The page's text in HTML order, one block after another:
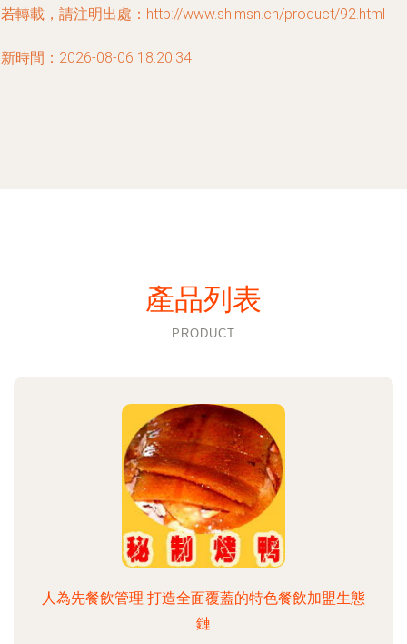
轉載，請注明出處：http://www.shimsn.cn/product/92.html
時間：2026-08-06 18:20:34
產品列表
PRODUCT
人為先餐飲管理 打造全面覆蓋的特色餐飲加盟生態
鏈